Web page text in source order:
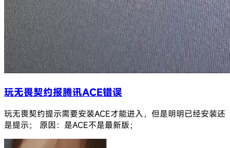
玩无畏契约报腾讯ACE错误
玩无畏契约提示需要安装ACE才能进入，但是明明已经安装还
是提示； 原因：是ACE不是最新版；